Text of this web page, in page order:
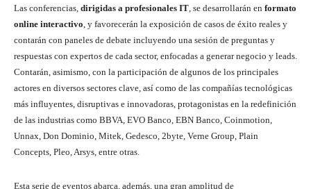
Las conferencias, dirigidas a profesionales IT, se desarrollarán en formato
online interactivo, y favorecerán la exposición de casos de éxito reales y
contarán con paneles de debate incluyendo una sesión de preguntas y
respuestas con expertos de cada sector, enfocadas a generar negocio y leads.
Contarán, asimismo, con la participación de algunos de los principales
actores en diversos sectores clave, así como de las compañías tecnológicas
más influyentes, disruptivas e innovadoras, protagonistas en la redefinición
de las industrias como BBVA, EVO Banco, EBN Banco, Coinmotion,
Unnax, Don Dominio, Mitek, Gedesco, 2byte, Verne Group, Plain
Concepts, Pleo, Arsys, entre otras.
Esta serie de eventos abarca, además, una gran amplitud de